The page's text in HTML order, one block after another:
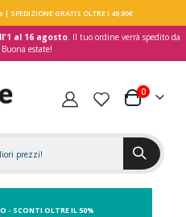
| SPEDIZIONE GRATIS OLTRE I 49,90€
al 16 agosto. Il tuo ordine verrà spedito da
estate!
Carrello
0elementi
- SCONTI OLTRE IL 50%